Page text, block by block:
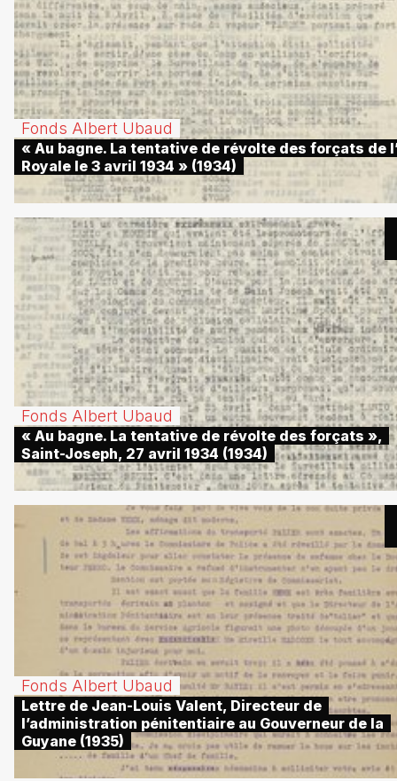
Fonds Albert Ubaud
« Au bagne. La tentative de révolte des forçats de
Royale le 3 avril 1934 » (1934)
Fonds Albert Ubaud
« Au bagne. La tentative de révolte des forçats »,
Saint-Joseph, 27 avril 1934 (1934)
Fonds Albert Ubaud
Lettre de Jean-Louis Valent, Directeur de
l’administration pénitentiaire au Gouverneur de la
Guyane (1935)